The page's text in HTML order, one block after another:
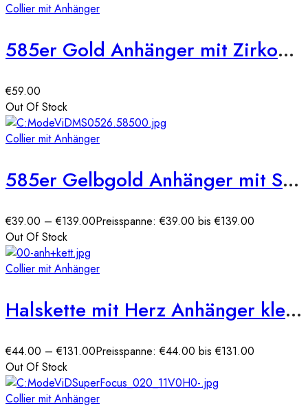
Collier mit Anhänger
585er Gold Anhänger mit Zirkonia Steine
€59.00
Out Of Stock
Collier mit Anhänger
585er Gelbgold Anhänger mit Schlüssel und Lebensbaum
€39.00 –€139.00Preisspanne: €39.00 bis €139.00
Out Of Stock
Collier mit Anhänger
Halskette mit Herz Anhänger klein 585er Gelbgold
€44.00 –€131.00Preisspanne: €44.00 bis €131.00
Out Of Stock
Collier mit Anhänger